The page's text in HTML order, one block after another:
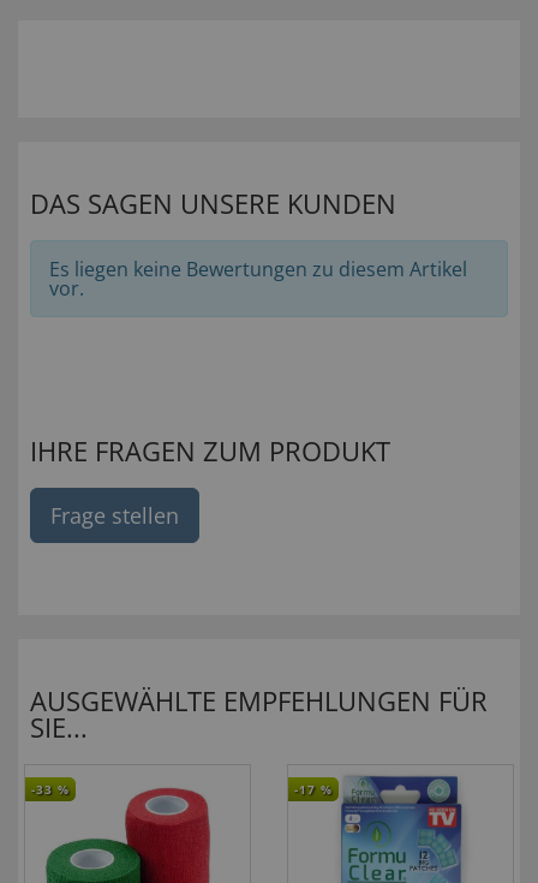
DAS SAGEN UNSERE KUNDEN
Es liegen keine Bewertungen zu diesem Artikel
vor.
IHRE FRAGEN ZUM PRODUKT
Frage stellen
AUSGEWÄHLTE EMPFEHLUNGEN FÜR
SIE...
-33 % -17 %